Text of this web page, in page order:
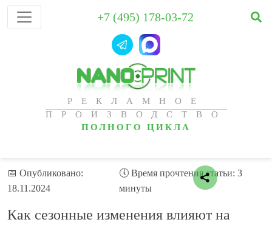
РЕКЛАМНОЕ
ПРОИЗВОДСТВО
ПОЛНОГО ЦИКЛА
+7 (495) 178-03-72
📅 Опубликовано:
18.11.2024
🕔 Время прочтения статьи: 3
минуты
Как сезонные изменения влияют на